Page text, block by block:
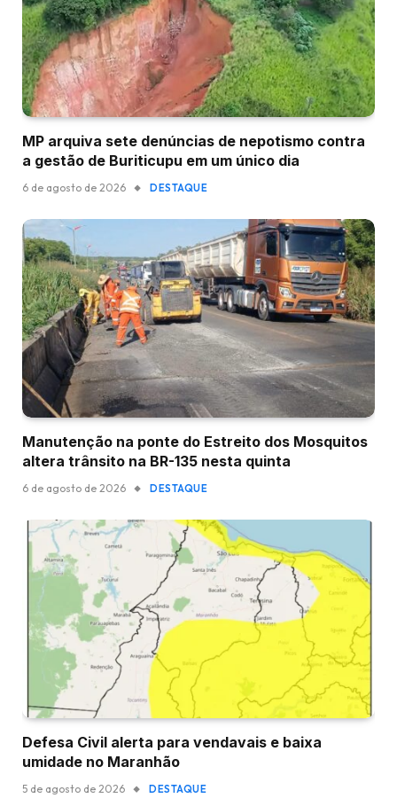
MP arquiva sete denúncias de nepotismo contra
a gestão de Buriticupu em um único dia
6 de agosto de 2026 DESTAQUE
Manutenção na ponte do Estreito dos Mosquitos
altera trânsito na BR-135 nesta quinta
6 de agosto de 2026 DESTAQUE
Defesa Civil alerta para vendavais e baixa
umidade no Maranhão
5 de agosto de 2026 DESTAQUE